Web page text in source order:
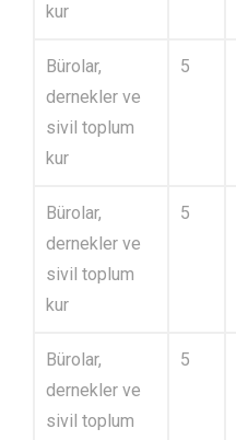
kur
Bürolar,
dernekler ve
sivil toplum
kur
5
Bürolar,
dernekler ve
sivil toplum
kur
5
Bürolar,
dernekler ve
sivil toplum
5